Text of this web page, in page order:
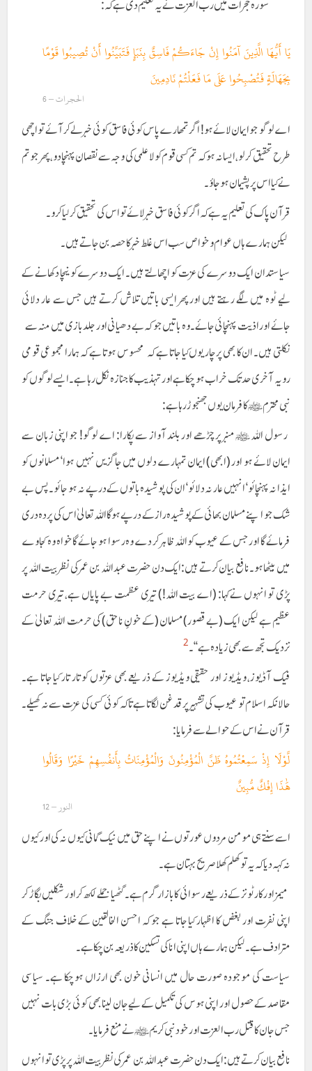
سورہ حجرات میں رب العزت نے یہ تعلیم دی ہے کہ :
يَا أَيُّهَا الَّذِينَ آمَنُوا إِنْ جَاءَكُمْ فَاسِقٌ بِنَبَإٍ فَتَبَيَّنُوا أَنْ تُصِيبُوا قَوْمًا
بِجَهَالَةٍ فَتُصْبِحُوا عَلَى مَا فَعَلْتُمْ نَادِمِينَ
الحجرات – 6
اے لوگو جو ایمان لائے ہو ! اگر تمھارے پاس کوئی فاسق کوئی خبر لے کر آئے تو اچھی
طرح تحقیق کر لو، ایسا نہ ہو کہ تم کسی قوم کو لاعلمی کی وجہ سے نقصان پہنچا دو، پھر جو تم
نے کیا اس پر پشیمان ہو جاؤ۔
قرآن پاک کی تعلیم یہ ہے کہ اگر کوئی فاسق خبر لائے تو اس کی تحقیق کر لیا کرو۔
لیکن ہمارے ہاں عوام و خواص سب اس غلط خبر کا حصہ بن جاتے ہیں۔
سیاستدان ایک دوسرے کی عزت کو اچھالتے ہیں۔ ایک دوسرے کو نیچا دکھانے کے
لیے ٹوہ میں لگے رہتے ہیں اور پھر ایسی باتیں تلاش کرتے ہیں جس سے عار دلائی
جائے اور اذیت پہنچائی جائے۔ وہ باتیں جو کہ بے دھیانی اور جلد بازی میں منہ سے
نکلتی ہیں۔ ان کا بھی پرچار یوں کیا جاتا ہے کہ محسوس ہوتا ہے کہ ہمارا مجموعی قومی
رویہ آخری حد تک خراب ہو چکا ہے اور تہذیب کا جنازہ نکل رہا ہے۔ ایسے لوگوں کو
نبی محترم ﷺ کا فرمان یوں جھنجوڑ رہا ہے:
رسول اللہ ﷺ منبر پر چڑھے اور بلند آواز سے پکارا: اے لوگو! جو اپنی زبان سے
ایمان لائے ہو اور (ابھی) ایمان تمہارے دلوں میں جاگزیں نہیں ہوا‘ مسلمانوں کو
ایذا نہ پہنچائو‘ انہیں عار نہ دلائو‘ ان کی پوشیدہ باتوں کے درپے نہ ہو جائو۔ پس بے
شک جو اپنے مسلمان بھائی کے پوشیدہ راز کے درپے ہوگا اللہ تعالیٰ اس کی پردہ دری
فرمائے گا اور جس کے عیوب کو اللہ ظاہر کر دے وہ رسوا ہو جائے گا خواہ وہ کجاوے
میں بیٹھا ہو۔ نافع بیان کرتے ہیں: ایک دن حضرت عبداللہ بن عمرکی نظر بیت اللہ پر
پڑی تو انہوں نے کہا: (اے بیت اللہ!) تیری عظمت بے پایاں ہے، تیری حرمت
عظیم ہے لیکن ایک (بے قصور)مسلمان (کے خونِ ناحق) کی حرمت اللہ تعالیٰ کے
نزدیک تجھ سے بھی زیادہ ہے‘‘۔2
فیک آڈیوز، ویڈیوز اور حقیقی ویڈیوز کے ذریعے بھی عزتوں کو تار تار کیا جاتا ہے۔
حالانکہ اسلام تو عیوب کی تشہیر پر قدغن لگاتا ہے تاکہ کوئی کسی کی عزت سے نہ کھیلے۔
قرآن نے اس کے حوالے سے فرمایا:
لَّوْلَا إِذْ سَمِعْتُمُوهُ ظَنَّ الْمُؤْمِنُونَ وَالْمُؤْمِنَاتُ بِأَنفُسِهِمْ خَيْرًا وَقَالُوا
هَٰذَا إِفْكٌ مُّبِينٌ
النور – 12
اسے سنتے ہی مومن مردوں عورتوں نے اپنے حق میں نیک گمانی کیوں نہ کی اور کیوں
نہ کہہ دیا کہ یہ تو کھلم کھلا صریح بہتان ہے ۔
میمز اور کارٹونز کے ذریعے رسوائی کا بازار گرم ہے۔ گٹھیا جملے لکھ کر اور شکلیں بگاڑ کر
اپنی نفرت اور بغض کا اظہار کیا جاتا ہے جو کہ احسن الخالقین کے خلاف جنگ کے
مترادف ہے۔ لیکن ہمارے ہاں اپنی انا کی تسکین کا ذریعہ بن چکا ہے۔
سیاست کی موجودہ صورت حال میں انسانی خون بھی ارزاں ہو چکا ہے۔ سیاسی
مقاصد کے حصول اور اپنی ہوس کی تکمیل کے لیے جان لینا بھی کوئی بڑی بات نہیں
جس جان کا قتل رب العزت اور خود نبی کریم ﷺ نے منع فرمایا۔
نافع بیان کرتے ہیں: ایک دن حضرت عبداللہ بن عمرکی نظر بیت اللہ پر پڑی تو انہوں